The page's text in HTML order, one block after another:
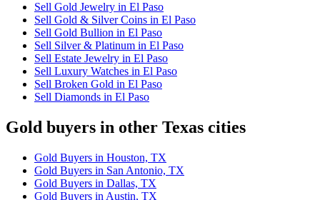
Sell Gold Jewelry in El Paso
Sell Gold & Silver Coins in El Paso
Sell Gold Bullion in El Paso
Sell Silver & Platinum in El Paso
Sell Estate Jewelry in El Paso
Sell Luxury Watches in El Paso
Sell Broken Gold in El Paso
Sell Diamonds in El Paso
Gold buyers in other Texas cities
Gold Buyers in Houston, TX
Gold Buyers in San Antonio, TX
Gold Buyers in Dallas, TX
Gold Buyers in Austin, TX